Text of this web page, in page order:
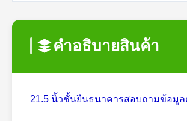
คําอธิบายสินค้า
21.5 นิ้วชั้นยืนธนาคารสอบถามข้อมู